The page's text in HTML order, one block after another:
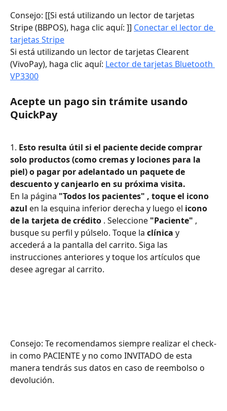
Consejo: [[Si está utilizando un lector de tarjetas
Stripe (BBPOS), haga clic aquí: ]] Conectar el lector de
tarjetas Stripe
Si está utilizando un lector de tarjetas Clearent
(VivoPay), haga clic aquí: Lector de tarjetas Bluetooth
VP3300
Acepte un pago sin trámite usando
QuickPay
1. Esto resulta útil si el paciente decide comprar
solo productos (como cremas y lociones para la
piel) o pagar por adelantado un paquete de
descuento y canjearlo en su próxima visita.
En la página "Todos los pacientes" , toque el icono
azul en la esquina inferior derecha y luego el icono
de la tarjeta de crédito . Seleccione "Paciente" ,
busque su perfil y púlselo. Toque la clínica y
accederá a la pantalla del carrito. Siga las
instrucciones anteriores y toque los artículos que
desee agregar al carrito.
Consejo: Te recomendamos siempre realizar el check-
in como PACIENTE y no como INVITADO de esta
manera tendrás sus datos en caso de reembolso o
devolución.